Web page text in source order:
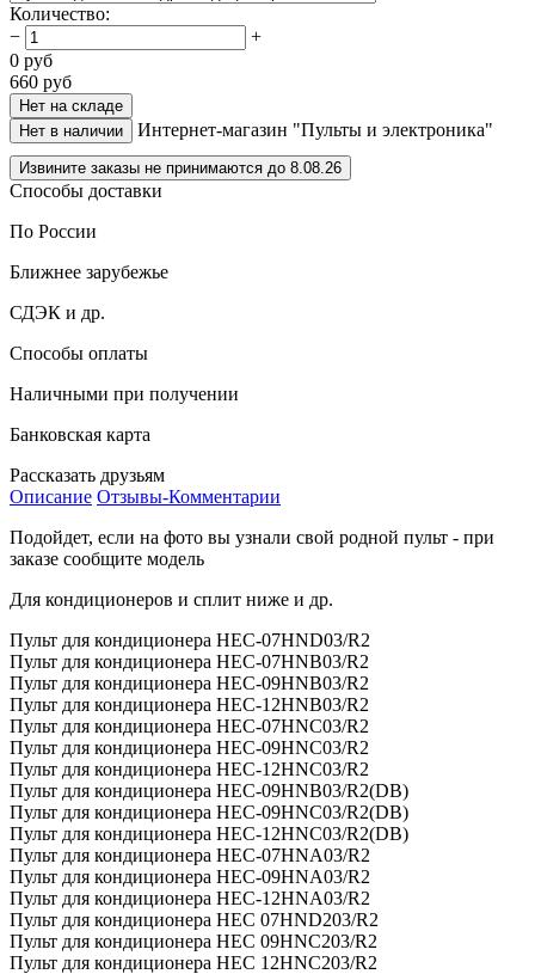
Количество:
−
+
0 руб
660 руб
Нет на складе
Нет в наличии
Интернет-магазин "Пульты и электроника"
Извините заказы не принимаются до 8.08.26
Способы доставки
По России
Ближнее зарубежье
СДЭК и др.
Способы оплаты
Наличными при получении
Банковская карта
Рассказать друзьям
Описание Отзывы-Комментарии
Подойдет, если на фото вы узнали свой родной пульт - при
заказе сообщите модель
Для кондиционеров и сплит ниже и др.
Пульт для кондиционера HEC-07HND03/R2
Пульт для кондиционера HEC-07HNB03/R2
Пульт для кондиционера HEC-09HNB03/R2
Пульт для кондиционера HEC-12HNB03/R2
Пульт для кондиционера HEC-07HNC03/R2
Пульт для кондиционера HEC-09HNC03/R2
Пульт для кондиционера HEC-12HNC03/R2
Пульт для кондиционера HEC-09HNB03/R2(DB)
Пульт для кондиционера HEC-09HNC03/R2(DB)
Пульт для кондиционера HEC-12HNC03/R2(DB)
Пульт для кондиционера HEC-07HNA03/R2
Пульт для кондиционера HEC-09HNA03/R2
Пульт для кондиционера HEC-12HNA03/R2
Пульт для кондиционера HEC 07HND203/R2
Пульт для кондиционера HEC 09HNC203/R2
Пульт для кондиционера HEC 12HNC203/R2